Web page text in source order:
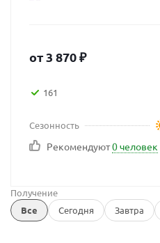
от3 870₽
161
Сезонность
Рекомендуют0 человек
Получение
Все
Сегодня Завтра